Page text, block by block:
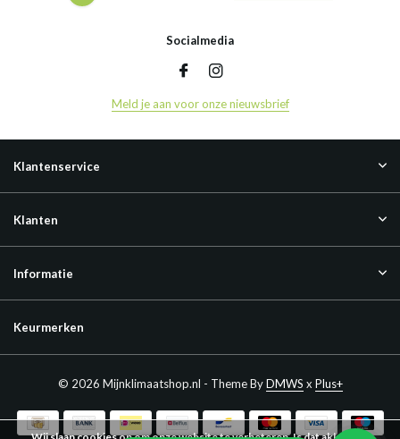
Socialmedia
Meld je aan voor onze nieuwsbrief
Klantenservice
Klanten
Informatie
Keurmerken
© 2026 Mijnklimaatshop.nl - Theme ByDMWS x Plus+